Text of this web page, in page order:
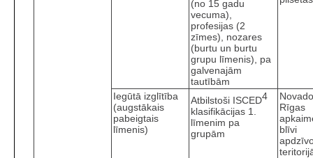
(no 15 gadu
vecuma),
profesijas (2
zīmes), nozares
(burtu un burtu
grupu līmenis), pa
galvenajām
tautībām
Iegūtā izglītība
(augstākais
pabeigtais
līmenis)
Atbilstoši ISCED4
klasifikācijas 1.
līmenim pa
grupām
Rīgas
blīvi